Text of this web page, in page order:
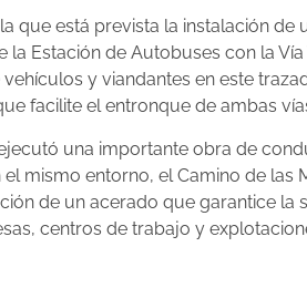
que está prevista la instalación de
Estación de Autobuses con la
y viandantes en este
facilite el entronque de ambas
una importante obra de
mismo entorno, el Camino de las
de un acerado que garantice la
centros de trabajo y